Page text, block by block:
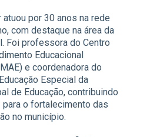
por 30 anos na rede
com destaque na área da
Foi professora do Centro
Educacional
e coordenadora do
Especial da
de Educação, contribuindo
o fortalecimento das
no município.